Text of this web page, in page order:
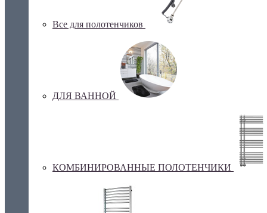
Все для полотенчиков
ДЛЯ ВАННОЙ
КОМБИНИРОВАННЫЕ ПОЛОТЕНЧИКИ